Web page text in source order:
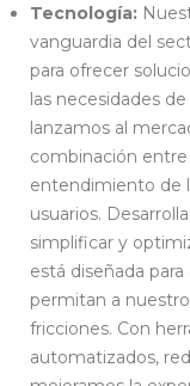
Tecnología:
vanguardia del
para ofrecer
las necesidades
lanzamos al
combinación
entendimiento de
usuarios.
simplificar y
está diseñada
permitan a
fricciones. Con
automatizados,